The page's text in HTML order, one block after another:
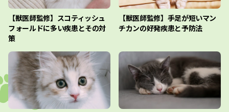
【獣医師監修】スコティッシュ
フォールドに多い疾患とその対
策
【獣医師監修】手足が短いマン
チカンの好発疾患と予防法